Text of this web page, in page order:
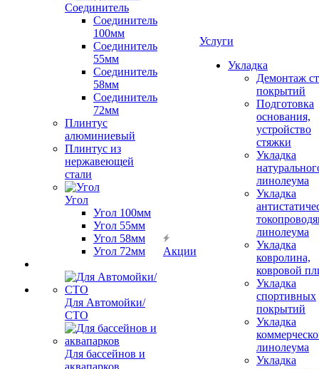
Соединитель
Соединитель
100мм
Соединитель
55мм
Соединитель
58мм
Соединитель
72мм
Плинтус
алюминиевый
Плинтус из
нержавеющей
стали
Угол
Угол 100мм
Угол 55мм
Угол 58мм
Угол 72мм
Для Автомойки/
СТО
Для бассейнов и
аквапарков
Акции
Услуги
Укладка
Демонтаж
покрытий
Подготовка
основания,
устройство
стяжки
Укладка
линолеума
Укладка
линолеума
Укладка
ковролина,
ковровой
Укладка
спортивных
покрытий
Укладка
линолеума
Укладка